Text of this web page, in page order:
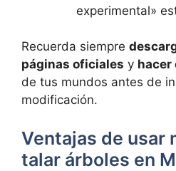
experimental»
Recuerda siempre
páginas oficiales y hacer
de tus mundos antes de
modificación.
Ventajas de usar
talar árboles en